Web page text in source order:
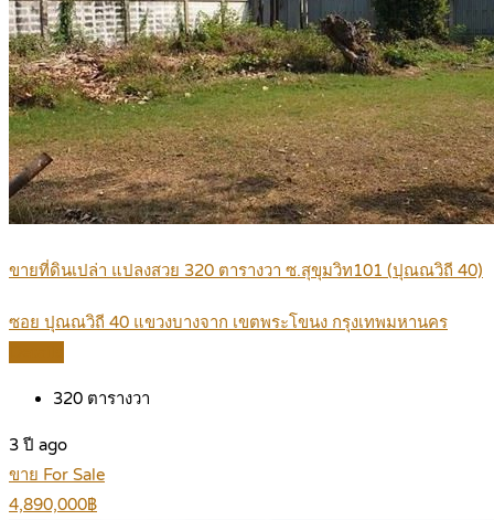
ขายที่ดินเปล่า แปลงสวย 320 ตารางวา ซ.สุขุมวิท101 (ปุณณวิถี 40)
ซอย ปุณณวิถี 40 แขวงบางจาก เขตพระโขนง กรุงเทพมหานคร
320 ตารางวา
3 ปี ago
ขาย For Sale
4,890,000฿